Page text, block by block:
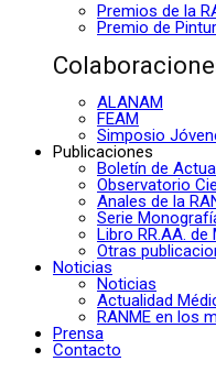
Premios de la
Premio de
ALANAM
FEAM
Simposio
Publicaciones
Boletín de
Observatorio
Anales de la
Serie
Libro RR.AA. de
Otras
Noticias
Noticias
Actualidad
RANME en los
Prensa
Contacto